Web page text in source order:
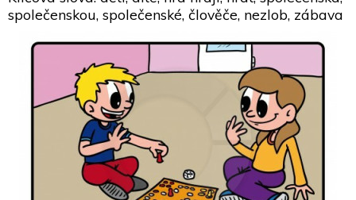
společenskou, společenské, člověče, nezlob, zábava